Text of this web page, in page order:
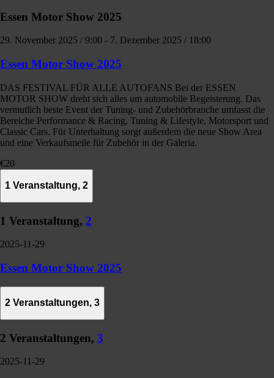
Essen Motor Show 2025
29. November 2025 / 9:00 - 7. Dezember 2025 / 18:00
Essen Motor Show 2025
DAS FESTIVAL FÜR ALLE AUTOFANS Bei der ESSEN
MOTOR SHOW dreht sich alles um automobile Begeisterung. Das
vermutlich beste Event der Tuning- und Zubehörbranche umfasst die
Bereiche Performance & Racing, Tuning & Lifestyle, Motorsport und
Classic Cars. Für Unterhaltung sorgt außerdem die neue Show Area
und eine Verkaufsmeile für Zubehör in der Galeria.
€20
1 Veranstaltung, 2
1 Veranstaltung, 2
2025-11-29
Essen Motor Show 2025
2 Veranstaltungen, 3
2 Veranstaltungen, 3
2025-11-29